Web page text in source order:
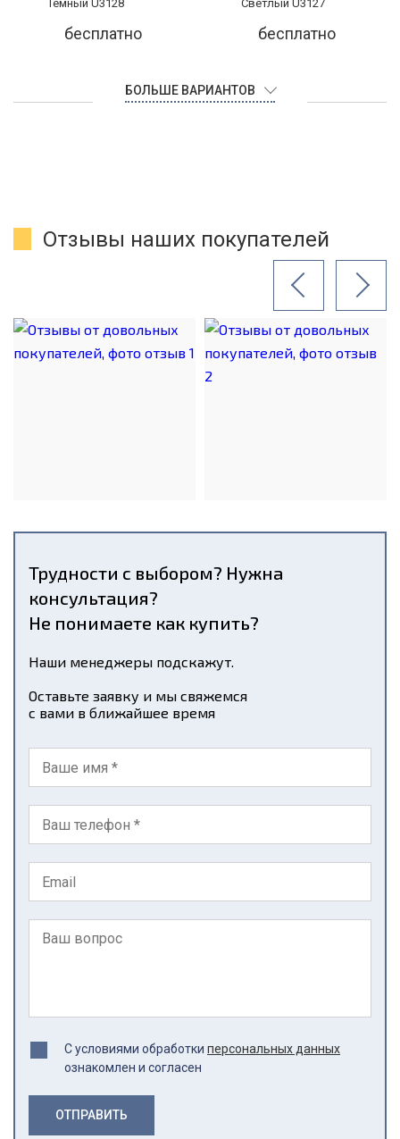
бесплатно бесплатно
БОЛЬШЕ ВАРИАНТОВ
Отзывы наших покупателей
Трудности с выбором? Нужна
консультация?
Не понимаете как купить?
Наши менеджеры подскажут.
Оставьте заявку и мы свяжемся
с вами в ближайшее время
С условиями обработки персональных данных
ознакомлен и согласен
ОТПРАВИТЬ